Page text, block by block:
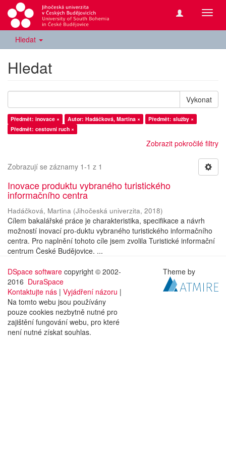
Hledat
Hledat
Vykonat
Předmět: inovace × Autor: Hadáčková, Martina ×
Předmět: služby ×
Předmět: cestovní ruch ×
Zobrazit pokročilé filtry
Zobrazují se záznamy 1-1 z 1
Inovace produktu vybraného turistického
informačního centra
Hadáčková, Martina (Jihočeská univerzita, 2018)
Cílem bakalářské práce je charakteristika, specifikace a návrh
možností inovací pro-duktu vybraného turistického informačního
centra. Pro naplnění tohoto cíle jsem zvolila Turistické informační
centrum České Budějovice. ...
DSpace software copyright © 2002-
2016 DuraSpace
Kontaktujte nás | Vyjádření názoru |
Na tomto webu jsou používány
pouze cookies nezbytně nutné pro
zajištění fungování webu, pro které
není nutné získat souhlas.
Theme by